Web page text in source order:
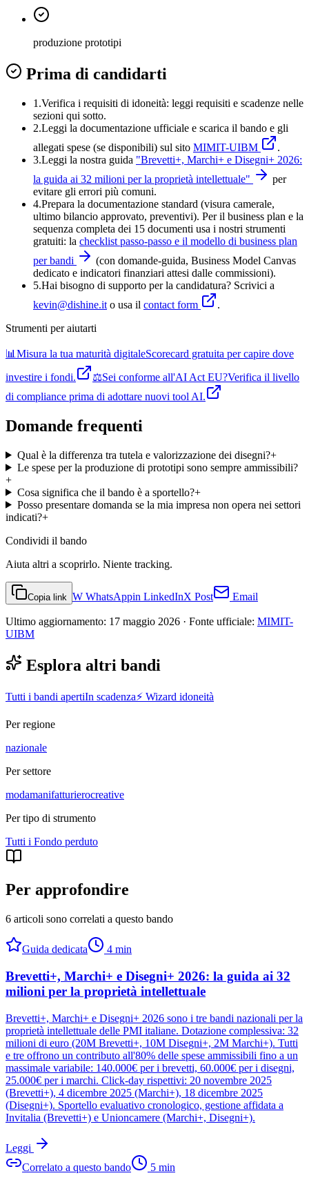
produzione prototipi
Prima di candidarti
1.Verifica i requisiti di idoneità: leggi requisiti e scadenze nelle
sezioni qui sotto.
2.Leggi la documentazione ufficiale e scarica il bando e gli
allegati spese (se disponibili) sul sito MIMIT-UIBM
.
3.Leggi la nostra guida "Brevetti+, Marchi+ e Disegni+ 2026:
la guida ai 32 milioni per la proprietà intellettuale"
per
evitare gli errori più comuni.
4.Prepara la documentazione standard (visura camerale,
ultimo bilancio approvato, preventivi). Per il business plan e la
sequenza completa dei 15 documenti usa i nostri strumenti
gratuiti: la checklist passo-passo e il modello di business plan
per bandi
(con domande-guida, Business Model Canvas
dedicato e indicatori finanziari attesi dalle commissioni).
5.Hai bisogno di supporto per la candidatura? Scrivici a
kevin@dishine.it o usa il contact form
.
Strumenti per aiutarti
📊 Misura la tua maturità digitaleScorecard gratuita per capire dove
investire i fondi.
⚖️Sei conforme all'AI Act EU?Verifica il livello
di compliance prima di adottare nuovi tool AI.
Domande frequenti
Qual è la differenza tra tutela e valorizzazione dei disegni?+
Le spese per la produzione di prototipi sono sempre ammissibili?
+
Cosa significa che il bando è a sportello?+
Posso presentare domanda se la mia impresa non opera nei settori
indicati?+
Condividi il bando
Aiuta altri a scoprirlo. Niente tracking.
Copia link W WhatsAppin LinkedInX Post Email
Ultimo aggiornamento: 17 maggio 2026 · Fonte ufficiale: MIMIT-
UIBM
Esplora altri bandi
Tutti i bandi apertiIn scadenza⚡ Wizard idoneità
Per regione
nazionale
Per settore
modamanifatturierocreative
Per tipo di strumento
Tutti i Fondo perduto
Per approfondire
6 articoli sono correlati a questo bando
Guida dedicata 4 min
Brevetti+, Marchi+ e Disegni+ 2026: la guida ai 32
milioni per la proprietà intellettuale
Brevetti+, Marchi+ e Disegni+ 2026 sono i tre bandi nazionali per la
proprietà intellettuale delle PMI italiane. Dotazione complessiva: 32
milioni di euro (20M Brevetti+, 10M Disegni+, 2M Marchi+). Tutti
e tre offrono un contributo all'80% delle spese ammissibili fino a un
massimale variabile: 140.000€ per i brevetti, 60.000€ per i disegni,
25.000€ per i marchi. Click-day rispettivi: 20 novembre 2025
(Brevetti+), 4 dicembre 2025 (Marchi+), 18 dicembre 2025
(Disegni+). Sportello evaluativo cronologico, gestione affidata a
Invitalia (Brevetti+) e Unioncamere (Marchi+, Disegni+).
Leggi
Correlato a questo bando
5 min